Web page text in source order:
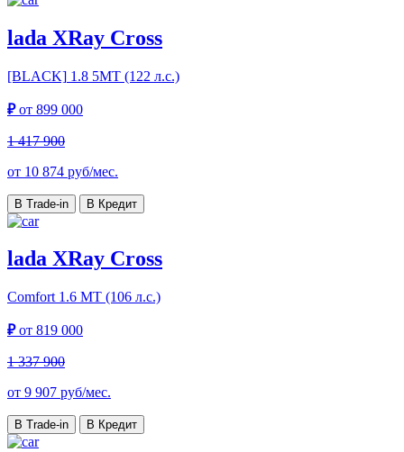
lada XRay Cross
[BLACK] 1.8 5МТ (122 л.с.)
₽от 899 000
1 417 900
от 10 874 руб/мес.
В Trade-in В Кредит
lada XRay Cross
Comfort 1.6 МТ (106 л.с.)
₽от 819 000
1 337 900
от 9 907 руб/мес.
В Trade-in В Кредит